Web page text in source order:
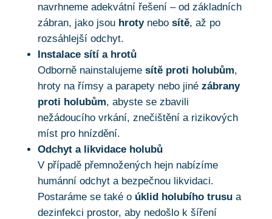
navrhneme adekvátní řešení – od základních
zábran, jako jsou hrotynebo sítě, až po
rozsáhlejší odchyt.
Instalace sítí a hrotů
Odborně nainstalujeme sítě proti holubům,
hroty na římsy a parapety nebo jiné zábrany
proti holubům, abyste se zbavili
nežádoucího vrkání, znečištění a rizikových
míst pro hnízdění.
Odchyt a likvidace holubů
V případě přemnožených hejn nabízíme
humánní odchyt a bezpečnou likvidaci.
Postaráme se také o úklid holubího trusua
dezinfekci prostor, aby nedošlo k šíření